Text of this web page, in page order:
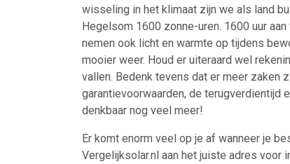
wisseling in het klimaat zijn we als land
Hegelsom 1600 zonne-uren. 1600 uur
nemen ook licht en warmte op tijdens
mooier weer. Houd er uiteraard wel
vallen. Bedenk tevens dat er meer zaken
garantievoorwaarden, de terugverdientijd
denkbaar nog veel meer!
Er komt enorm veel op je af wanneer je
Vergelijksolar.nl aan het juiste adres voor